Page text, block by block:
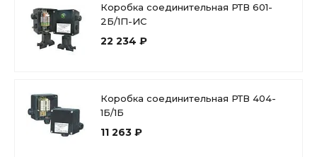
Коробка соединительная РТВ 601-
2Б/1П-ИС
22 234 ₽
Коробка соединительная РТВ 404-
1Б/1Б
11 263 ₽